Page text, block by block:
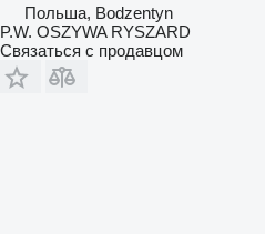
Польша, Bodzentyn
P.W. OSZYWA RYSZARD
Связаться с продавцом